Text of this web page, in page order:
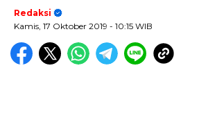
Redaksi
Kamis, 17 Oktober 2019 - 10:15 WIB